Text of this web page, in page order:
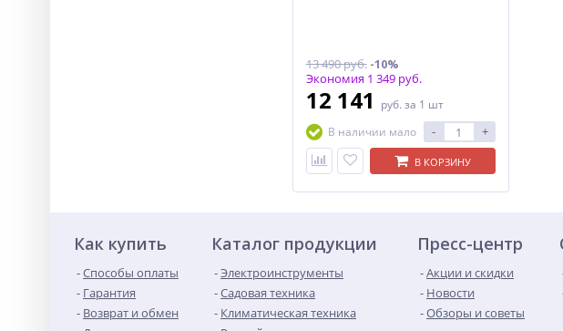
13 490 руб.-10%
Экономия 1 349 руб.
12 141 руб. за 1 шт
В наличии мало
- +
В КОРЗИНУ
Как купить
Способы оплаты
Гарантия
Возврат и обмен
Каталог продукции
Электроинструменты
Садовая техника
Климатическая техника
Пресс-центр
Акции и скидки
Новости
Обзоры и советы